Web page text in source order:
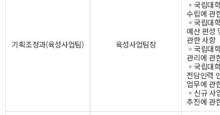
기획조정과(육성사업팀) 육성사업팀장
◦국립대
수립에 관
◦국립대
예산 편성
관한 사항
◦국립대
관리에 관
◦국립대
전담인력
업무에 관
◦신규 사
추진에 관